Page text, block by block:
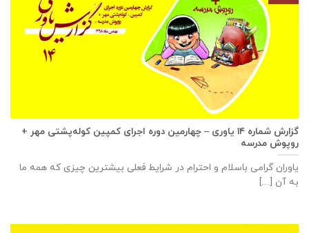
گزارش شماره ۱۴ یاوری – چهارمین دوره اجرای کمپین کوله‌پشتی مهر +
روپوش مدرسه
یاوران گرامی باسلام و احترام در شرایط فعلی بیشترین چیزی که همه ما
به آن [...]